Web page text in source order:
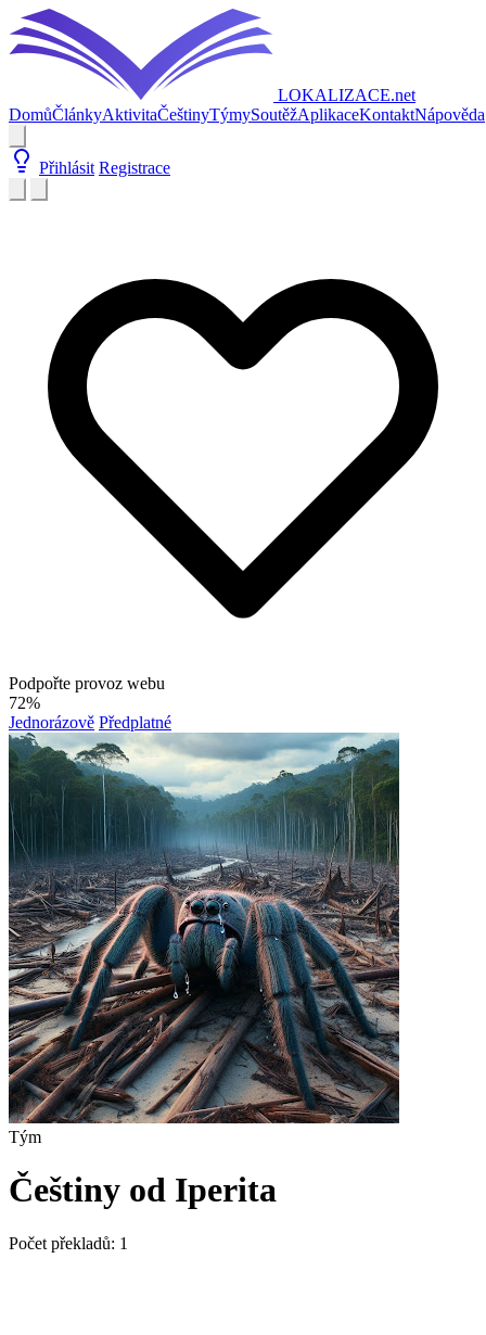
LOKALIZACE.net
DomůČlánkyAktivitaČeštinyTýmySoutěžAplikaceKontaktNápověda
Přihlásit Registrace
Podpořte provoz webu
72%
Jednorázově Předplatné
Tým
Češtiny od Iperita
Počet překladů: 1